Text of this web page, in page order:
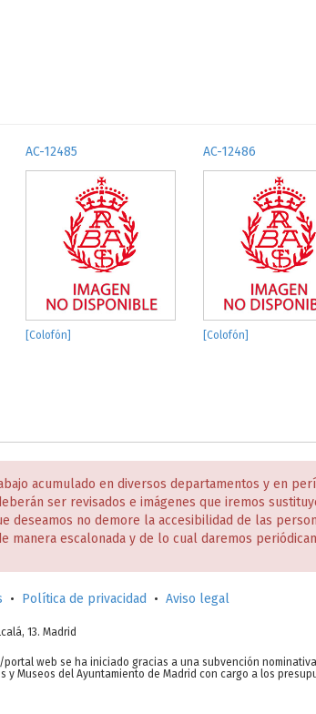
AC-12485
[Colofón]
AC-12486
[Colofón]
acumulado en diversos departamentos y en
ser revisados e imágenes que iremos
deseamos no demore la accesibilidad de las
manera escalonada y de lo cual daremos
• Política de privacidad • Aviso legal
13. Madrid
portal web se ha iniciado gracias a una subvención
y Museos del Ayuntamiento de Madrid con cargo a los